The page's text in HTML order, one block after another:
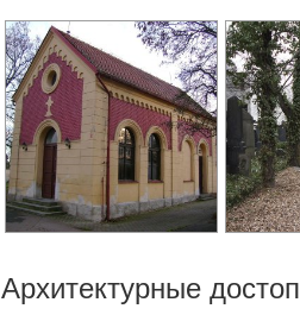
Архитектурные